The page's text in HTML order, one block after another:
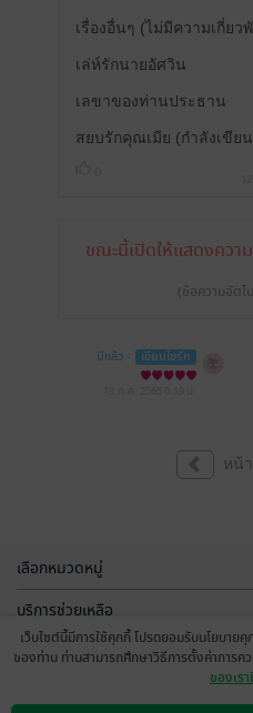
เรื่องอื่นๆ (ไม่มีความเกี่ยว
เล่ห์รักนายอัศวิน
เลขาของท่านประธาน
สยบรักคุณเมีย (กำลังเขีย
ขณะนี้เปิดให้แสดงควา
(ข้อความอัตโ
มีแล้ว - เขียนไขรัก
หน้
เลือกหมวดหมู่
บริการช่วยเหลือ
เกี่ยวกับเรา
เว็บไซต์นี้มีการใช้คุกกี้ โปรดยอมรับนโยบาย
ของท่าน ท่านสามารถศึกษาวิธีการตั้งค่าการ
ของเร